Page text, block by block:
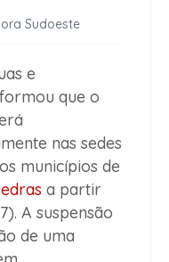
Sudoeste
e
que o
nas sedes
municípios de
a partir
A suspensão
de uma